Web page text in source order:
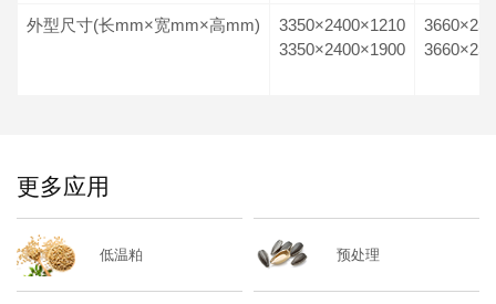
外型尺寸(长mm×宽mm×高mm)
3350×2400×1210
3350×2400×1900
更多应用
低温粕 预处理